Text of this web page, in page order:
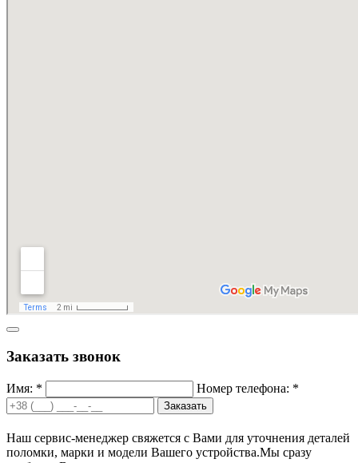
Заказать звонок
Имя: * Номер телефона: *
Заказать
Наш сервис-менеджер свяжется с Вами для уточнения деталей
поломки, марки и модели Вашего устройства.Мы сразу